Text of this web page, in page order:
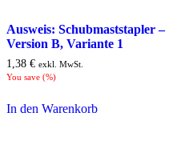
Ausweis: Schubmaststapler –
Version B, Variante 1
1,38 € exkl. MwSt.
You save (%)
In den Warenkorb